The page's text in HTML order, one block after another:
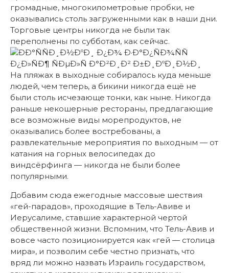
громадные, многокилометровые пробки, не
оказывались столь загруженными как в наши дни.
Торговые центры никогда не были так
переполнены по субботам, как сейчас.
На пляжах в выходные собиралось куда меньше
людей, чем теперь, а бикини никогда ещё не
были столь исчезающе тонки, как ныне. Никогда
раньше некошерные рестораны, предлагающие
все возможные виды морепродуктов, не
оказывались более востребованы, а
развлекательные мероприятия по выходным — от
катания на горных велосипедах до
виндсёрфинга — никогда не были более
популярными.
Добавим сюда ежегодные массовые шествия
«гей-парадов», проходящие в Тель-Авиве и
Иерусалиме, ставшие характерной чертой
общественной жизни. Вспомним, что Тель-Авив и
вовсе часто позиционируется как «гей — столица
мира», и позволим себе честно признать, что
вряд ли можно назвать Израиль государством,